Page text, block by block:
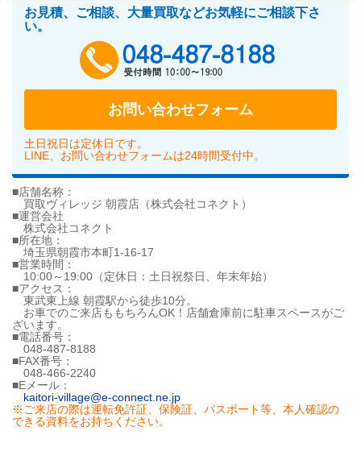
お見積、ご相談、大量買取などお気軽にご相談下さ
い。
お問い合わせフォーム
土日祝日は定休日です。
LINE、お問い合わせフォームは24時間受付中。
■店舗名称：
買取ヴィレッジ 朝霞店（株式会社コネクト）
■運営会社
株式会社コネクト
■所在地：
埼玉県朝霞市本町1-16-17
■営業時間：
10:00～19:00（定休日：土日祝祭日、年末年始）
■アクセス：
東武東上線 朝霞駅から徒歩10分。
お車でのご来店ももちろんOK！店舗倉庫前に駐車スペースがご
ざいます。
■電話番号：
048-487-8188
■FAX番号：
048-466-2240
■Eメール：
kaitori-village@e-connect.ne.jp
※ご来店の際は運転免許証、保険証、パスポート等、本人確認の
できる資料をお持ちください。